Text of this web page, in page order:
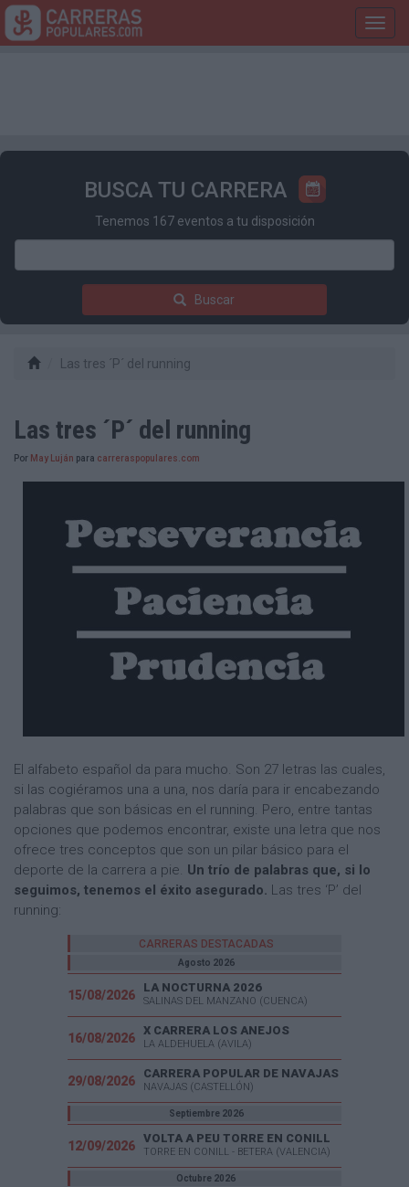
BUSCA TU CARRERA
Tenemos 167 eventos a tu disposición
Buscar
Las tres ´P´ del running
Las tres ´P´ del running
Por May Luján para carreraspopulares.com
El alfabeto español da para mucho. Son 27 letras las cuales,
si las cogiéramos una a una, nos daría para ir encabezando
palabras que son básicas en el running. Pero, entre tantas
opciones que podemos encontrar, existe una letra que nos
ofrece tres conceptos que son un pilar básico para el
deporte de la carrera a pie. Un trío de palabras que, si lo
seguimos, tenemos el éxito asegurado. Las tres ‘P’ del
running:
CARRERAS DESTACADAS
Agosto 2026
15/08/2026
LA NOCTURNA 2026
SALINAS DEL MANZANO (CUENCA)
16/08/2026
X CARRERA LOS ANEJOS
LA ALDEHUELA (AVILA)
29/08/2026
CARRERA POPULAR DE NAVAJAS
NAVAJAS (CASTELLÓN)
Septiembre 2026
12/09/2026
VOLTA A PEU TORRE EN CONILL
TORRE EN CONILL - BETERA (VALENCIA)
Octubre 2026